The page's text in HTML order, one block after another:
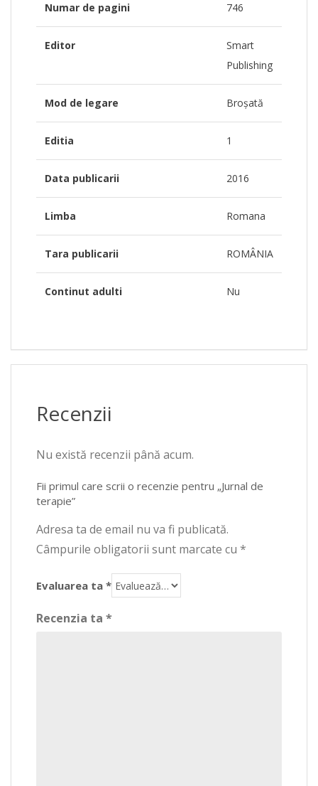
Numar de pagini 746
Editor
Smart
Publishing
Mod de legare Broșată
Editia 1
Data publicarii 2016
Limba Romana
Tara publicarii ROMÂNIA
Continut adulti Nu
Recenzii
Nu există recenzii până acum.
Fii primul care scrii o recenzie pentru „Jurnal de
terapie”
Adresa ta de email nu va fi publicată.
Câmpurile obligatorii sunt marcate cu *
Evaluarea ta *
Recenzia ta *